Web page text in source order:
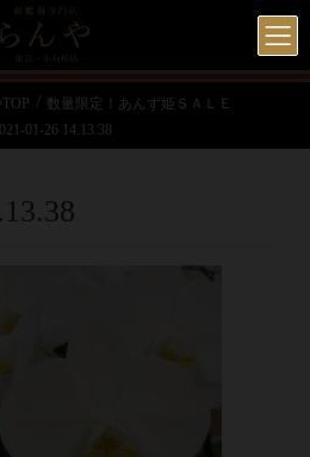
数量限定！あんず姫ＳＡＬＥ
01-26 14.13.38